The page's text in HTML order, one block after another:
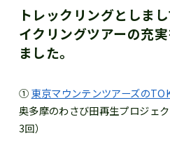
トレックリングとしま
イクリングツアーの充
ました。
①東京マウンテンツアーズの
奥多摩のわさび田再生プロジェ
3回）